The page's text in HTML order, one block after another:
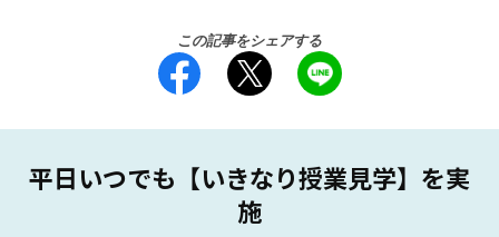
この記事をシェアする
平日いつでも【いきなり授業見学】を実
施